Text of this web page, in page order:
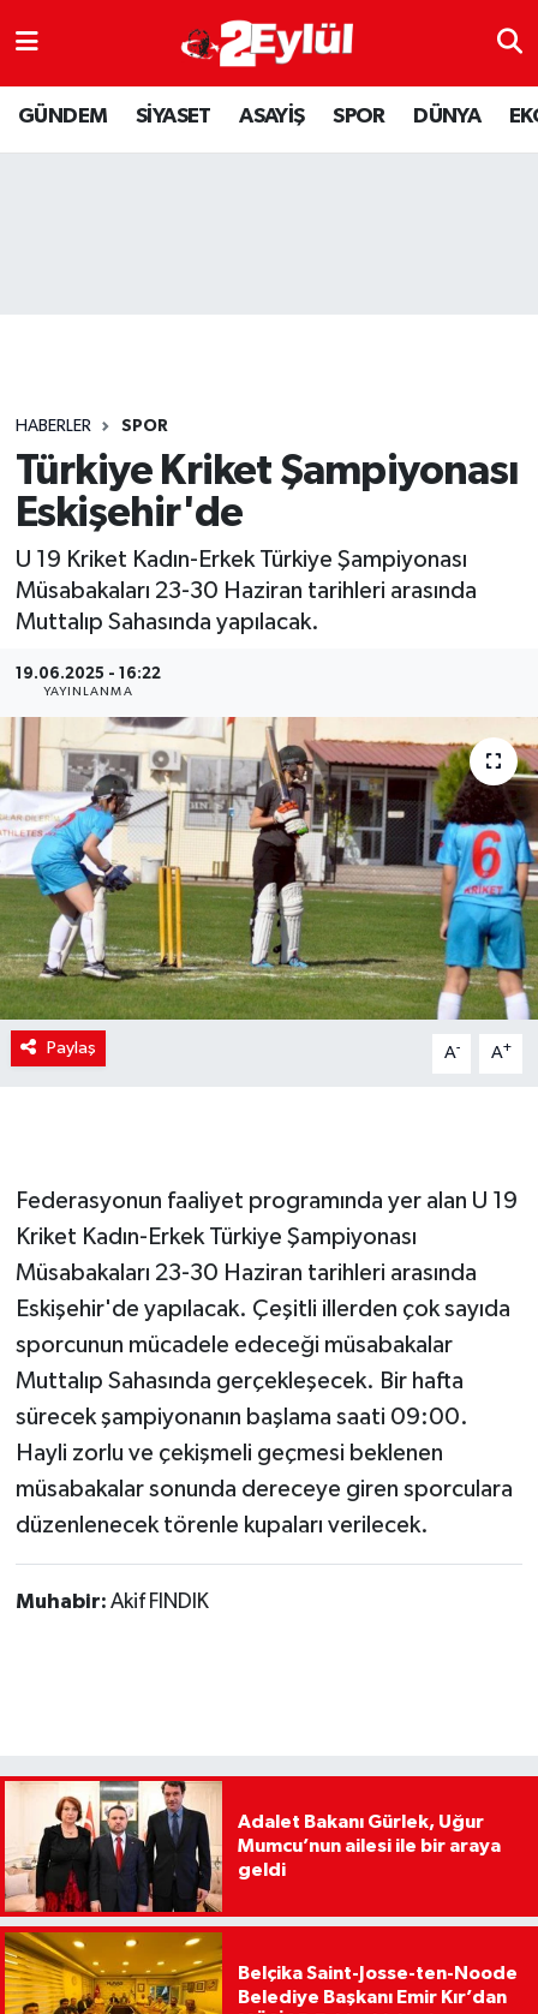
GÜNDEM SİYASET ASAYİŞ SPOR DÜNYA
HABERLER SPOR
Türkiye Kriket Şampiyonası
Eskişehir'de
U 19 Kriket Kadın-Erkek Türkiye Şampiyonası
Müsabakaları 23-30 Haziran tarihleri arasında
Muttalıp Sahasında yapılacak.
19.06.2025 - 16:22
YAYINLANMA
Paylaş A- A+
Federasyonun faaliyet programında yer alan U 19
Kriket Kadın-Erkek Türkiye Şampiyonası
Müsabakaları 23-30 Haziran tarihleri arasında
Eskişehir'de yapılacak. Çeşitli illerden çok sayıda
sporcunun mücadele edeceği müsabakalar
Muttalıp Sahasında gerçekleşecek. Bir hafta
sürecek şampiyonanın başlama saati 09:00.
Hayli zorlu ve çekişmeli geçmesi beklenen
müsabakalar sonunda dereceye giren sporculara
düzenlenecek törenle kupaları verilecek.
Muhabir: Akif FINDIK
Adalet Bakanı Gürlek, Uğur
Mumcu’nun ailesi ile bir araya
geldi
Belçika Saint-Josse-ten-Noode
Belediye Başkanı Emir Kır’dan
ASAYİŞ
DÜNYA
SPOR
YAŞAM
Nöbetçi Eczaneler
Hava Durumu
Son Dakika Haberleri
Haber Arşivi